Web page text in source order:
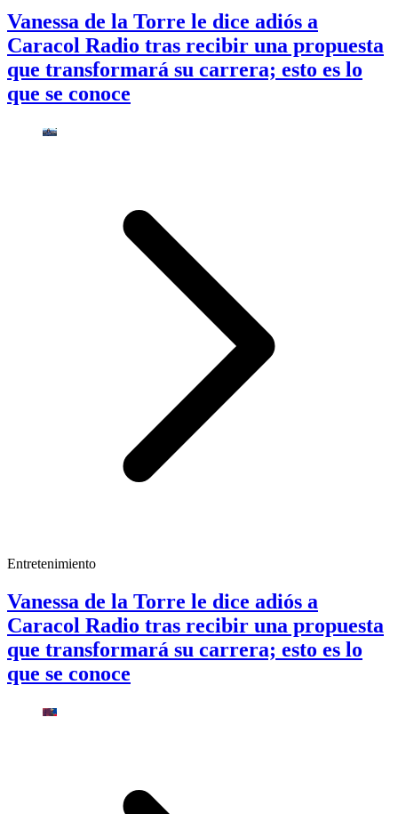
Vanessa de la Torre le dice adiós a
Caracol Radio tras recibir una propuesta
que transformará su carrera; esto es lo
que se conoce
Entretenimiento
Vanessa de la Torre le dice adiós a
Caracol Radio tras recibir una propuesta
que transformará su carrera; esto es lo
que se conoce